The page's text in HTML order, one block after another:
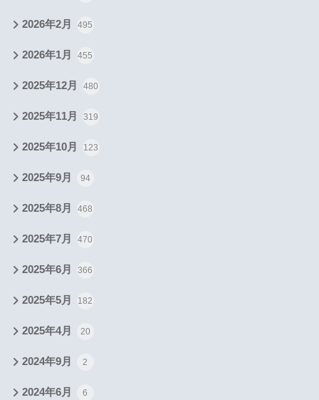
2026年2月 495
2026年1月 455
2025年12月 480
2025年11月 319
2025年10月 123
2025年9月 94
2025年8月 468
2025年7月 470
2025年6月 366
2025年5月 182
2025年4月 20
2024年9月 2
2024年6月 6